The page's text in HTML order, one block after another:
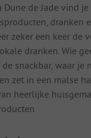
Dune de Jade vind
dranken
zeker een keer de
dranken. Wie
snackbar, waar je
zet in een malse
heerlijke